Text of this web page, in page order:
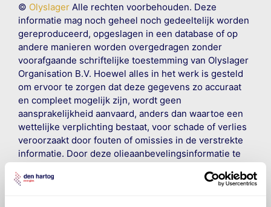
© OlyslagerAlle rechten voorbehouden. Deze
informatie mag noch geheel noch gedeeltelijk worden
gereproduceerd, opgeslagen in een database of op
andere manieren worden overgedragen zonder
voorafgaande schriftelijke toestemming van Olyslager
Organisation B.V. Hoewel alles in het werk is gesteld
om ervoor te zorgen dat deze gegevens zo accuraat
en compleet mogelijk zijn, wordt geen
aansprakelijkheid aanvaard, anders dan waartoe een
wettelijke verplichting bestaat, voor schade of verlies
veroorzaakt door fouten of omissies in de verstrekte
informatie. Door deze olieaanbevelingsinformatie te
hij/zij de ervaring, de kennis en het vermogen heeft